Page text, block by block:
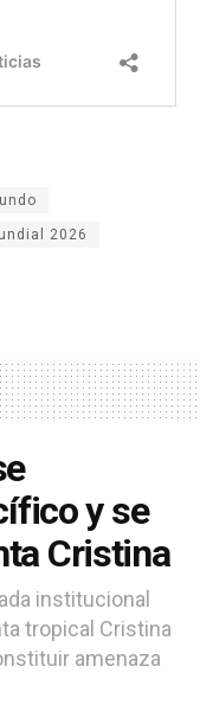
2026
y se
Cristina
institucional
tropical Cristina
amenaza